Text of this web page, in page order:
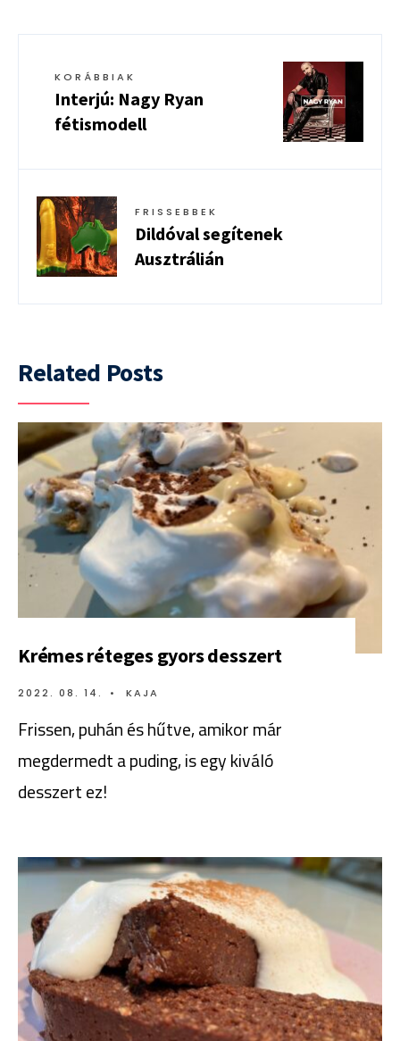
KORÁBBIAK
Interjú: Nagy Ryan
fétismodell
FRISSEBBEK
Dildóval segítenek
Ausztrálián
Related Posts
Krémes réteges gyors desszert
2022. 08. 14. • KAJA
Frissen, puhán és hűtve, amikor már
megdermedt a puding, is egy kiváló
desszert ez!